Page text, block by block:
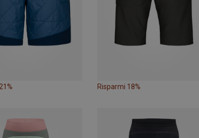
Risparmi 18%